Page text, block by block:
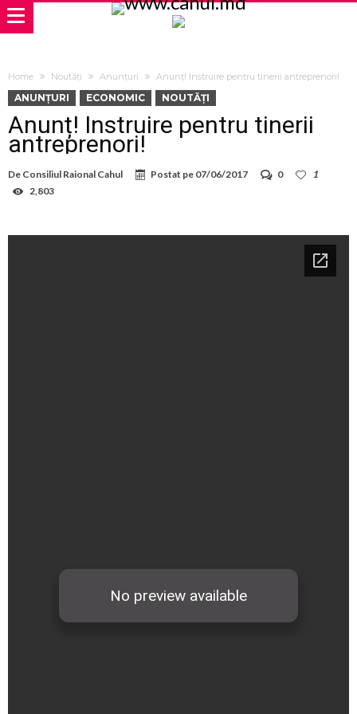
Home Noutăți Anunțuri Anunț! Instruire pentru tinerii antreprenori!
ANUNȚURI ECONOMIC NOUTĂȚI
Anunț! Instruire pentru tinerii
antreprenori!
De Consiliul Raional Cahul Postat pe 07/06/2017 0
1
2,803